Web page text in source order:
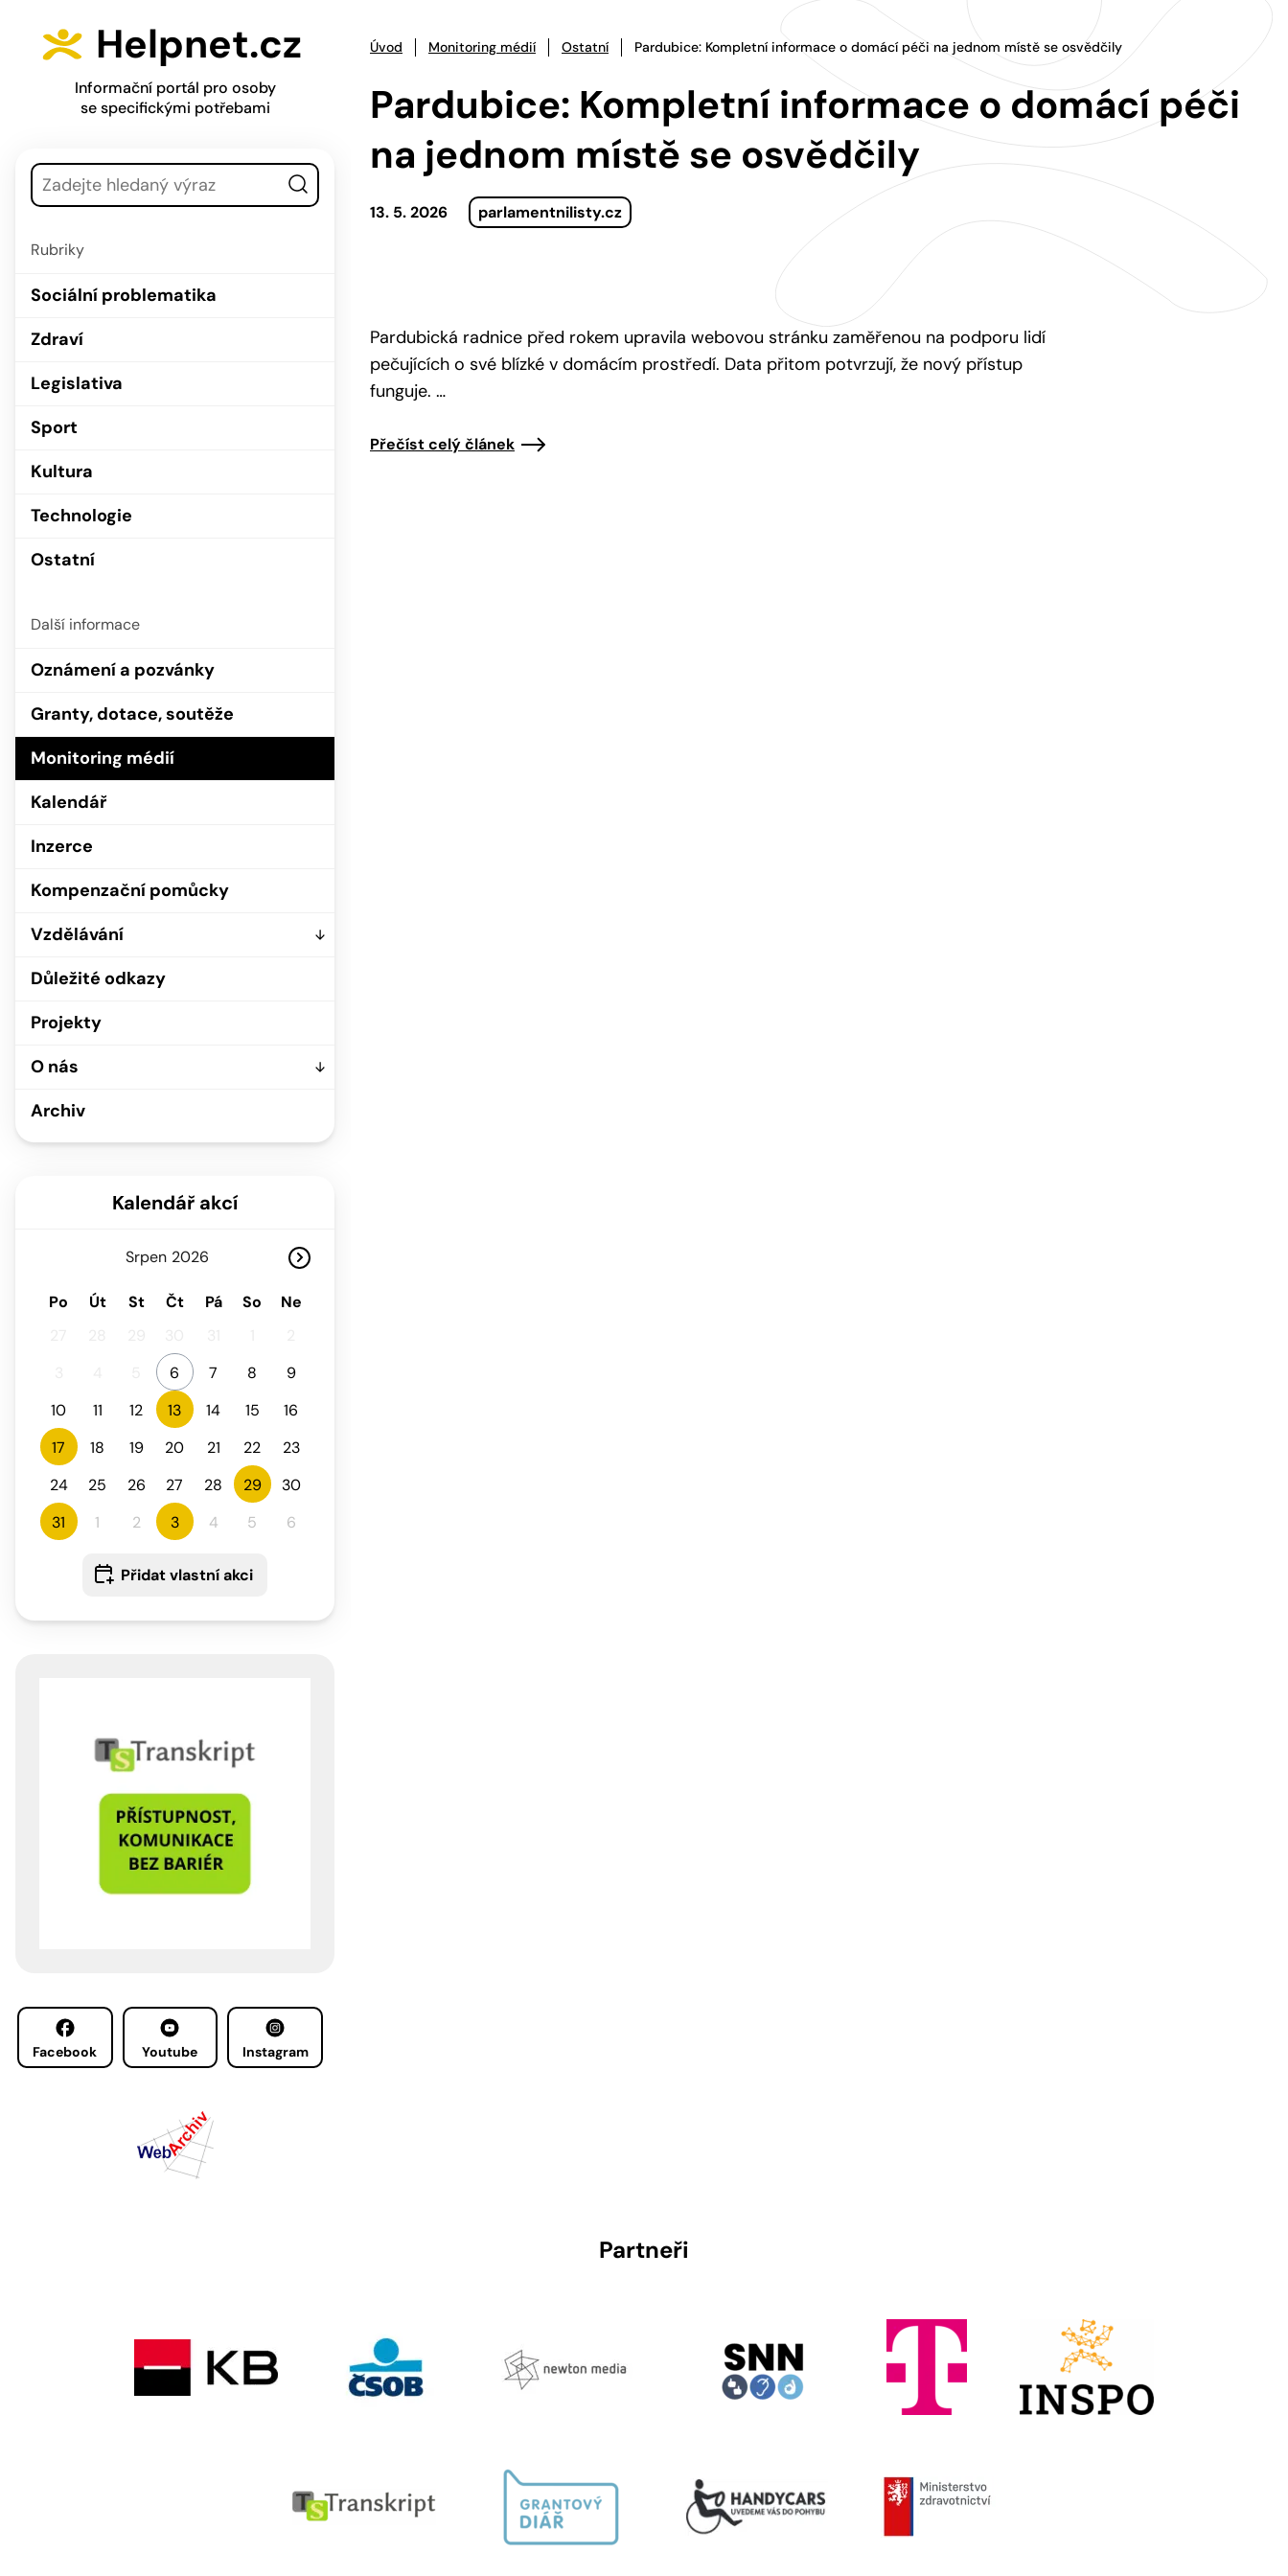
Helpnet.cz
Informační portál pro osoby
se specifickými potřebami
Rubriky
Sociální problematika
Zdraví
Legislativa
Sport
Kultura
Technologie
Ostatní
Další informace
Oznámení a pozvánky
Granty, dotace, soutěže
Monitoring médií
Kalendář
Inzerce
Kompenzační pomůcky
Vzdělávání
Důležité odkazy
Projekty
O nás
Archiv
Kalendář akcí
Srpen
Po Út St Čt Pá So
Ne
6 7 8
9
10
11 12 13 14 15
16
17
18 19 20 21 22
23
24
25 26 27 28 29
30
31
1 2 3 4 5 6
Přidat vlastní akci
Facebook Youtube Instagram
Úvod Monitoring médií Ostatní Pardubice: Kompletní informace o domácí péči na jednom místě se osvědčily
Pardubice: Kompletní informace o domácí péči
na jednom místě se osvědčily
13. 5. 2026 parlamentnilisty.cz
Pardubická radnice před rokem upravila webovou stránku zaměřenou na podporu lidí
pečujících o své blízké v domácím prostředí. Data přitom potvrzují, že nový přístup
funguje. …
Přečíst celý článek
Partneři